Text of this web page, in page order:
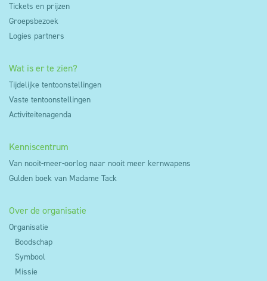
Tickets en prijzen
Groepsbezoek
Logies partners
Wat is er te zien?
Tijdelijke tentoonstellingen
Vaste tentoonstellingen
Activiteitenagenda
Kenniscentrum
Van nooit-meer-oorlog naar nooit meer kernwapens
Gulden boek van Madame Tack
Over de organisatie
Organisatie
Boodschap
Symbool
Missie